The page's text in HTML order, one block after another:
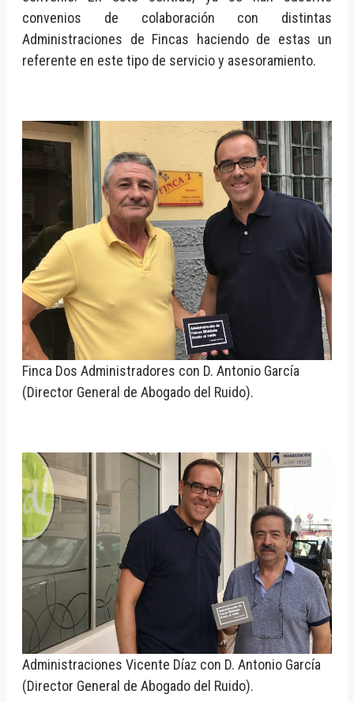
convenios de colaboración con distintas
Administraciones de Fincas haciendo de estas un
referente en este tipo de servicio y asesoramiento.
Finca Dos Administradores con D. Antonio García
(Director General de Abogado del Ruido).
Administraciones Vicente Díaz con D. Antonio García
(Director General de Abogado del Ruido).